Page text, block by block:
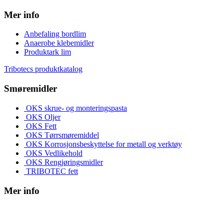
Mer info
Anbefaling bordlim
Anaerobe klebemidler
Produktark lim
Tribotecs produktkatalog
Smøremidler
OKS skrue- og monteringspasta
OKS Oljer
OKS Fett
OKS Tørrsmøremiddel
OKS Korrosjonsbeskyttelse for metall og verktøy
OKS Vedlikehold
OKS Rengjøringsmidler
TRIBOTEC fett
Mer info